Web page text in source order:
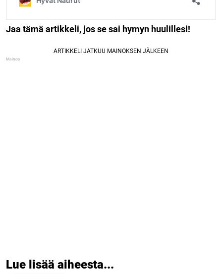
Jaa tämä artikkeli, jos se sai hymyn huulillesi!
Lue lisää aiheesta...